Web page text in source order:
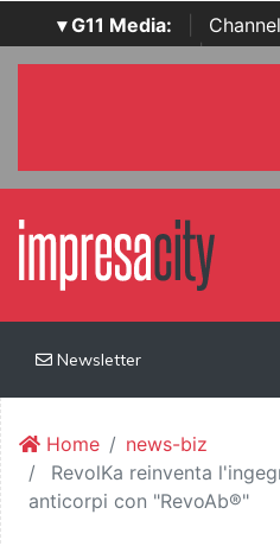
▾ G11 Media:
SecurityOpenLab | Italian
Newsletter
Home
news-biz
RevolKa reinventa
anticorpi con "RevoAb®"